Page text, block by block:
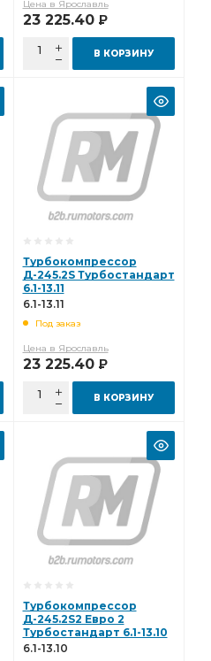
Цена в Ярославль
23 225.40 Р
В КОРЗИНУ
Турбокомпрессор
Д-245.2S Турбостандарт
6.1-13.11
6.1-13.11
Под заказ
Цена в Ярославль
23 225.40 Р
В КОРЗИНУ
Турбокомпрессор
Д-245.2S2 Евро 2
Турбостандарт 6.1-13.10
6.1-13.10